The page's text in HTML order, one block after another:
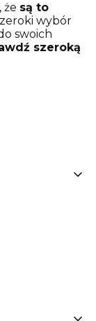
że są to
wybór
swoich
szeroką